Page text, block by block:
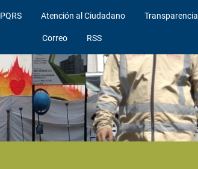
PQRS Atención al Ciudadano Transparencia
Correo RSS